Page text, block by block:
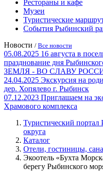
Рестораны и кафе
Музеи
Туристические
События Рыбинский
Новости / Все новости
05.08.2025 16 августа в
празднование дня
ЗЕМЛЯ - ВО СЛАВУ
24.04.2025 Экскурсия на
дер. Хопялево г. Рыбинск
07.12.2023 Приглашаем на
Храмового комплекса
Туристический
округа
Каталог
Отели, гостиницы,
Экоотель «Бухта
берегу Рыбинского